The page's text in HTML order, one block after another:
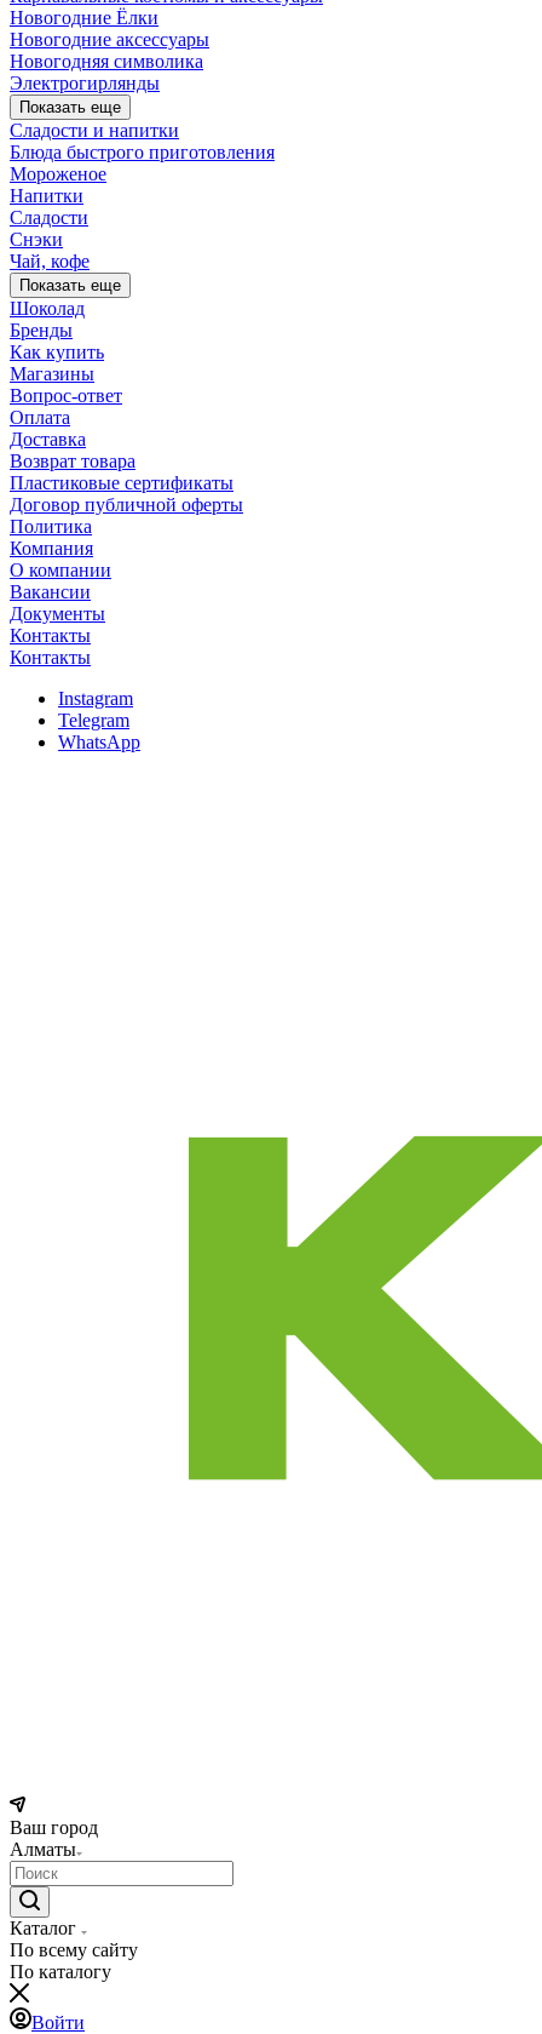
Новогодние Ёлки
Новогодние аксессуары
Новогодняя символика
Электрогирлянды
Показать еще
Сладости и напитки
Блюда быстрого приготовления
Мороженое
Напитки
Сладости
Снэки
Чай, кофе
Показать еще
Шоколад
Бренды
Как купить
Магазины
Вопрос-ответ
Оплата
Доставка
Возврат товара
Пластиковые сертификаты
Договор публичной оферты
Политика
Компания
О компании
Вакансии
Документы
Контакты
Контакты
Instagram
Telegram
WhatsApp
Ваш город
Алматы
Каталог
По всему сайту
По каталогу
Войти